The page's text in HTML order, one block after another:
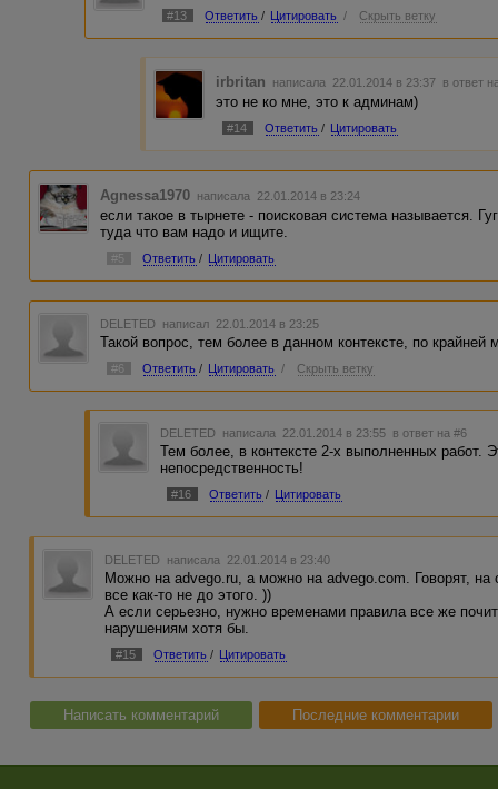
#13 Ответить / Цитировать / Скрыть ветку
irbritan написала 22.01.2014 в 23:37 в ответ
это не ко мне, это к админам)
#14 Ответить / Цитировать
Agnessa1970 написала 22.01.2014 в 23:24
если такое в тырнете - поисковая система называется.
туда что вам надо и ищите.
#5 Ответить / Цитировать
DELETED написал 22.01.2014 в 23:25
Такой вопрос, тем более в данном контексте, по крайней
#6 Ответить / Цитировать / Скрыть ветку
DELETED написала 22.01.2014 в 23:55 в ответ на #6
Тем более, в контексте 2-х выполненных работ.
непосредственность!
#16 Ответить / Цитировать
DELETED написала 22.01.2014 в 23:40
Можно на advego.ru, а можно на advego.com. Говорят,
все как-то не до этого. ))
А если серьезно, нужно временами правила все же
нарушениям хотя бы.
#15 Ответить / Цитировать
Написать комментарий Последние комментарии